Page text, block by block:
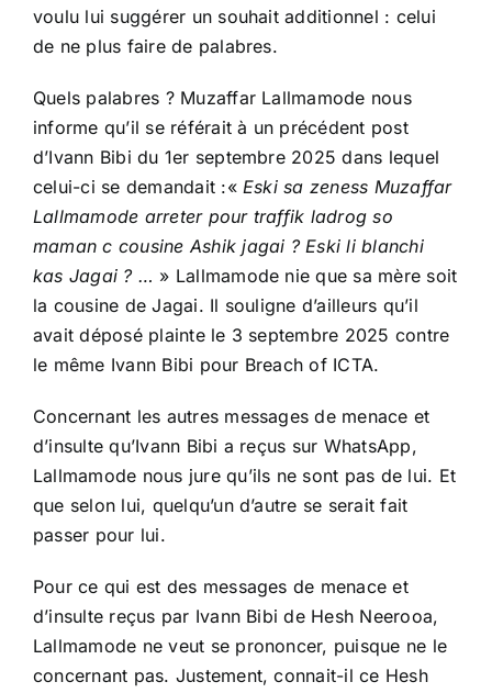
voulu lui suggérer un souhait additionnel : celui
de ne plus faire de palabres.
Quels palabres ? Muzaffar Lallmamode nous
informe qu’il se référait à un précédent post
d’Ivann Bibi du 1er septembre 2025 dans lequel
celui-ci se demandait :«Eski sa zeness Muzaffar
Lallmamode arreter pour traffik ladrog so
maman c cousine Ashik jagai ? Eski li blanchi
kas Jagai ? … » Lallmamode nie que sa mère soit
la cousine de Jagai. Il souligne d’ailleurs qu’il
avait déposé plainte le 3 septembre 2025 contre
le même Ivann Bibi pour Breach of ICTA.
Concernant les autres messages de menace et
d’insulte qu’Ivann Bibi a reçus sur WhatsApp,
Lallmamode nous jure qu’ils ne sont pas de lui. Et
que selon lui, quelqu’un d’autre se serait fait
passer pour lui.
Pour ce qui est des messages de menace et
d’insulte reçus par Ivann Bibi de Hesh Neerooa,
Lallmamode ne veut se prononcer, puisque ne le
concernant pas. Justement, connait-il ce Hesh